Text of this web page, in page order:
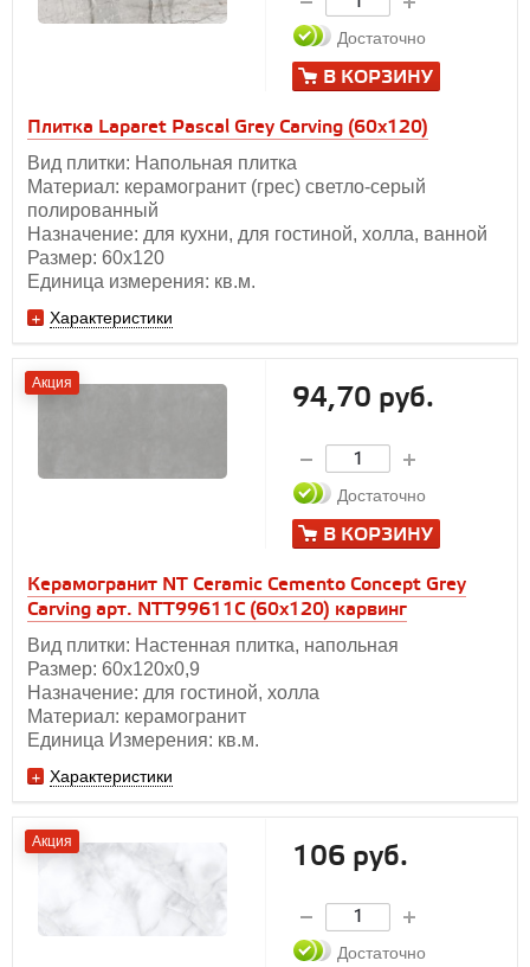
Плитка Laparet Pascal Grey Carving (60х120)
Вид плитки: Напольная плитка
Материал: керамогранит (грес) светло-серый
полированный
Назначение: для кухни, для гостиной, холла, ванной
Размер: 60х120
Единица измерения: кв.м.
Характеристики
Достаточно
В КОРЗИНУ
Акция
Керамогранит NT Ceramic Cemento Concept Grey
Carving арт. NTT99611С (60x120) карвинг
Вид плитки: Настенная плитка, напольная
Размер: 60х120х0,9
Назначение: для гостиной, холла
Материал: керамогранит
Единица Измерения: кв.м.
Характеристики
94,70 руб.
Достаточно
В КОРЗИНУ
Акция 106 руб.
Достаточно